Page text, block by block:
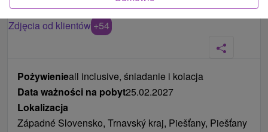
Zdjęcia od klientów +54
Pożywienieall inclusive, śniadanie i kolacja
Data ważności na pobyt25.02.2027
Lokalizacja
Západné Slovensko, Trnavský kraj, Piešťany, Piešťany